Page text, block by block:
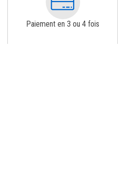
Paiement en 3 ou 4 fois